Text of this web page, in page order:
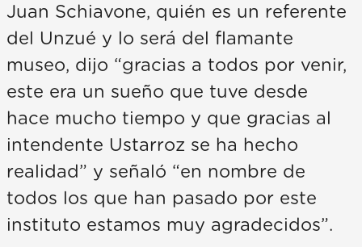
Juan Schiavone, quién es un referente
del Unzué y lo será del flamante
museo, dijo “gracias a todos por venir,
este era un sueño que tuve desde
hace mucho tiempo y que gracias al
intendente Ustarroz se ha hecho
realidad” y señaló “en nombre de
todos los que han pasado por este
instituto estamos muy agradecidos”.